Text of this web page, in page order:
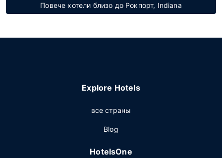
Повече хотели близо до Рокпорт, Indiana
Explore Hotels
все страны
Blog
HotelsOne